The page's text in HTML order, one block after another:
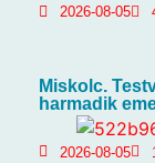
2026-08-05
Miskolc.
harmadik
2026-08-05